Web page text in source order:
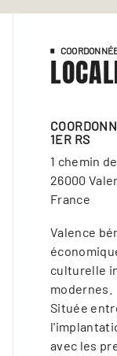
1ER RS
1 chemin
26000
France
Valence
culturelle
modernes.
Située
avec les